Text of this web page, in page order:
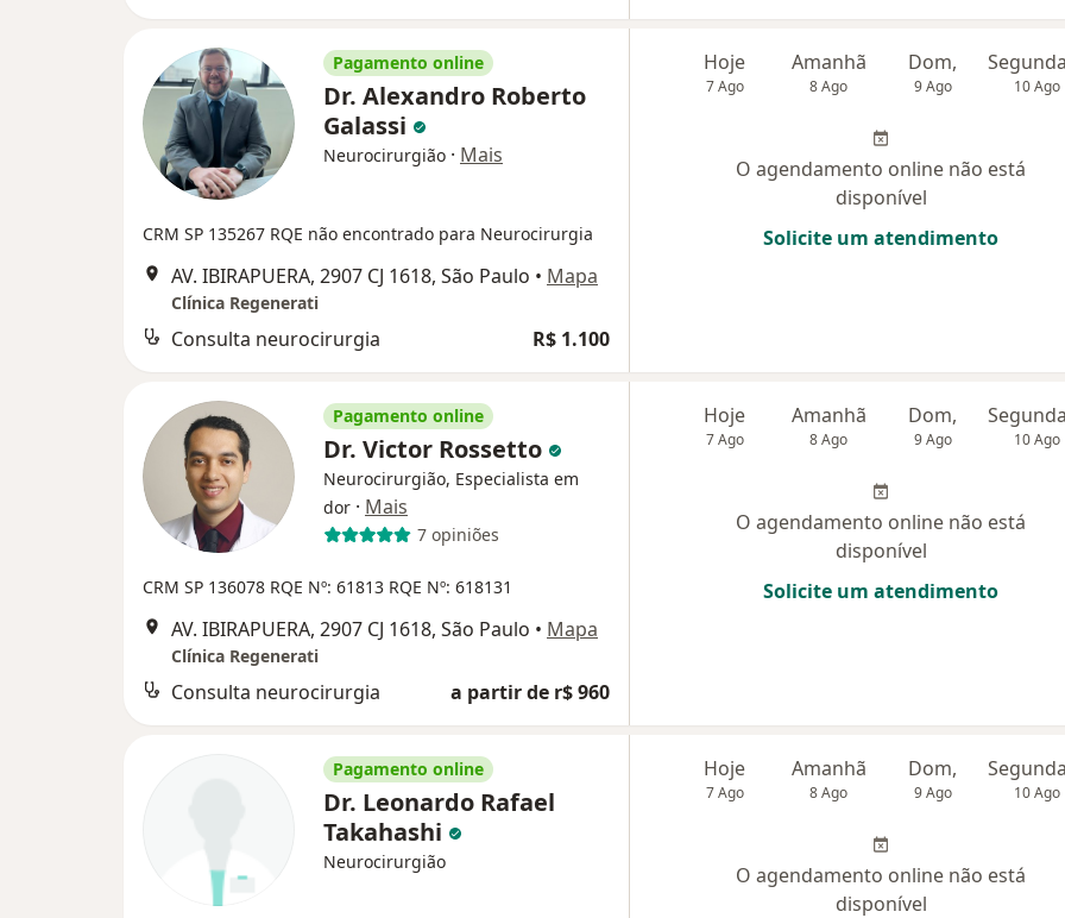
Pagamento online
Dr. Alexandro Roberto
Galassi
Neurocirurgião · Mais
CRM SP 135267 RQE não encontrado para Neurocirurgia
AV. IBIRAPUERA, 2907 CJ 1618, São Paulo • Mapa
Clínica Regenerati
Consulta neurocirurgia R$ 1.100
Hoje
7 Ago
Amanhã
8 Ago
Dom,
9 Ago 10 Ago
O agendamento online não está
disponível
Solicite um atendimento
Pagamento online
Dr. Victor Rossetto
Neurocirurgião, Especialista em
dor · Mais
7 opiniões
CRM SP 136078 RQE Nº: 61813 RQE Nº: 618131
AV. IBIRAPUERA, 2907 CJ 1618, São Paulo • Mapa
Clínica Regenerati
Consulta neurocirurgia a partir de r$ 960
Hoje
7 Ago
Amanhã
8 Ago
Dom,
9 Ago 10 Ago
O agendamento online não está
disponível
Solicite um atendimento
Pagamento online
Dr. Leonardo Rafael
Takahashi
Neurocirurgião
Hoje
7 Ago
Amanhã
8 Ago
Dom,
9 Ago 10 Ago
O agendamento online não está
disponível